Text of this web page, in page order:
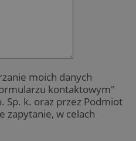
moich danych
kontaktowym"
Sp. k. oraz przez Podmiot
zapytanie, w celach